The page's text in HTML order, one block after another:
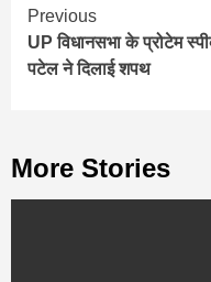
Continue
Reading
Previous
UP विधानसभा के प्रोटेम
पटेल ने दिलाई शपथ
More Stories